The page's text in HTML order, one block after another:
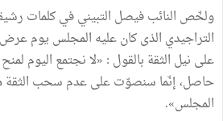
ولخّص النائب فيصل التبيني في كلمات
التراجيدي الذى كان عليه المجلس يوم
على نيل الثقة بالقول : «لا نجتمع اليوم
حاصل، إنّما سنصوّت على عدم سحب الثقة من
المجلس».